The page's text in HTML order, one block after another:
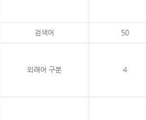
검색어 50
외래어 구분 4